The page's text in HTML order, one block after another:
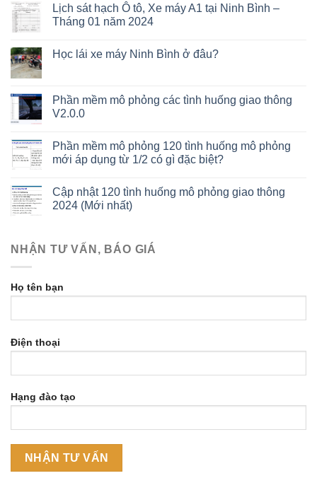
Lịch sát hạch Ô tô, Xe máy A1 tại Ninh Bình –
Tháng 01 năm 2024
Học lái xe máy Ninh Bình ở đâu?
Phần mềm mô phỏng các tình huống giao thông
V2.0.0
Phần mềm mô phỏng 120 tình huống mô phỏng
mới áp dụng từ 1/2 có gì đặc biệt?
Cập nhật 120 tình huống mô phỏng giao thông
2024 (Mới nhất)
NHẬN TƯ VẤN, BÁO GIÁ
Họ tên bạn
Điện thoại
Hạng đào tạo